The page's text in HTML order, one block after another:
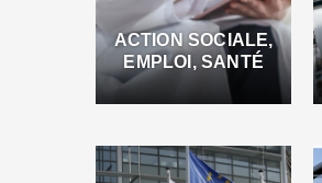
ACTION SOCIALE,
EMPLOI, SANTÉ